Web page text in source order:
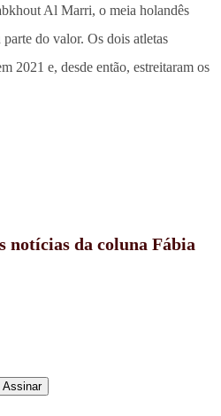
Al Marri, o meia holandês
do valor. Os dois atletas
2021 e, desde então, estreitaram os
notícias da coluna Fábia
Assinar